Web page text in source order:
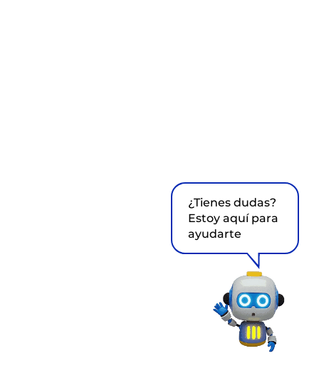
¿Tienes dudas?
Estoy aquí para
ayudarte